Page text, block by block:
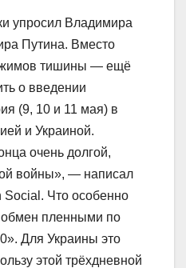
упросил Владимира
Путина. Вместо
тишины — ещё
о введении
(9, 10 и 11 мая) в
и Украиной.
очень долгой,
войны», — написал
Что особенно
пленными по
Для Украины это
этой трёхдневной